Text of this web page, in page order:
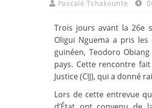
Pascale Tchakounte
Trois jours avant la 26e
Oligui Nguema a pris
guinéen, Teodoro
pays. Cette rencontre
Justice (CIJ), qui a donné
Lors de cette entrevue